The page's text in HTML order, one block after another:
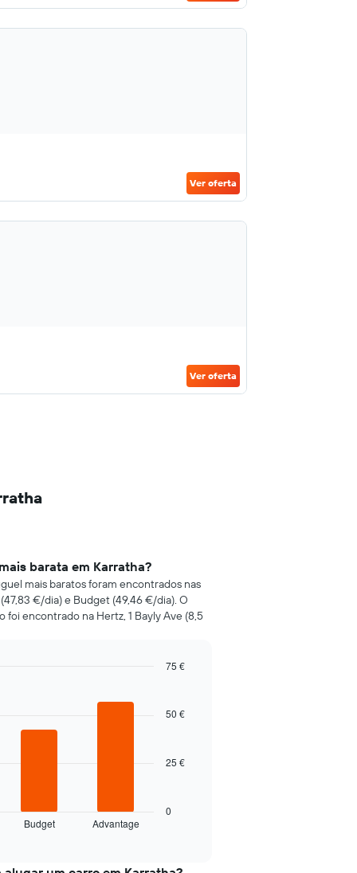
Ver oferta
Ver oferta
barata em Karratha?
mais baratos foram encontrados nas
€/dia) e Budget (49,46 €/dia). O
foi encontrado na Hertz, 1 Bayly Ave (8,5
Budget Advantage
0
25 €
50 €
75 €